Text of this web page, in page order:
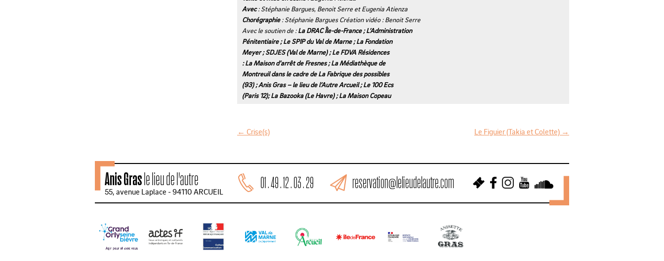
Avec: Stéphanie Bargues, Benoit Serre et Eugenia Atienza
Chorégraphie: Stéphanie Bargues Création vidéo : Benoit Serre
Avec le soutien de :La DRAC Île-de-France ; L’Administration
Pénitentiaire ; Le SPIP du Val de Marne ; La Fondation
Meyer ; SDJES (Val de Marne) ; Le FDVA Résidences
: La Maison d’arrêt de Fresnes ; La Médiathèque de
Montreuil dans le cadre de La Fabrique des possibles
(93) ; Anis Gras – le lieu de l’Autre Arcueil ; Le 100 Ecs
(Paris 12); La Bazooka (Le Havre) ; La Maison Copeau
← Crise(s) Le Figuier (Takia et Colette) →
Anis Gras le lieu de l'autre
55, avenue Laplace - 94110 ARCUEIL
01 . 49 . 12 . 03 . 29 reservation@lelieudelautre.com